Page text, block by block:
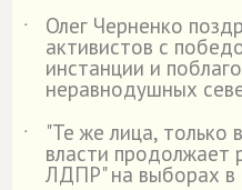
˙ Олег Черненко
активистов с
инстанции и
неравнодушных
˙
"Те же лица, только
власти продолжает
ЛДПР" на выборах в